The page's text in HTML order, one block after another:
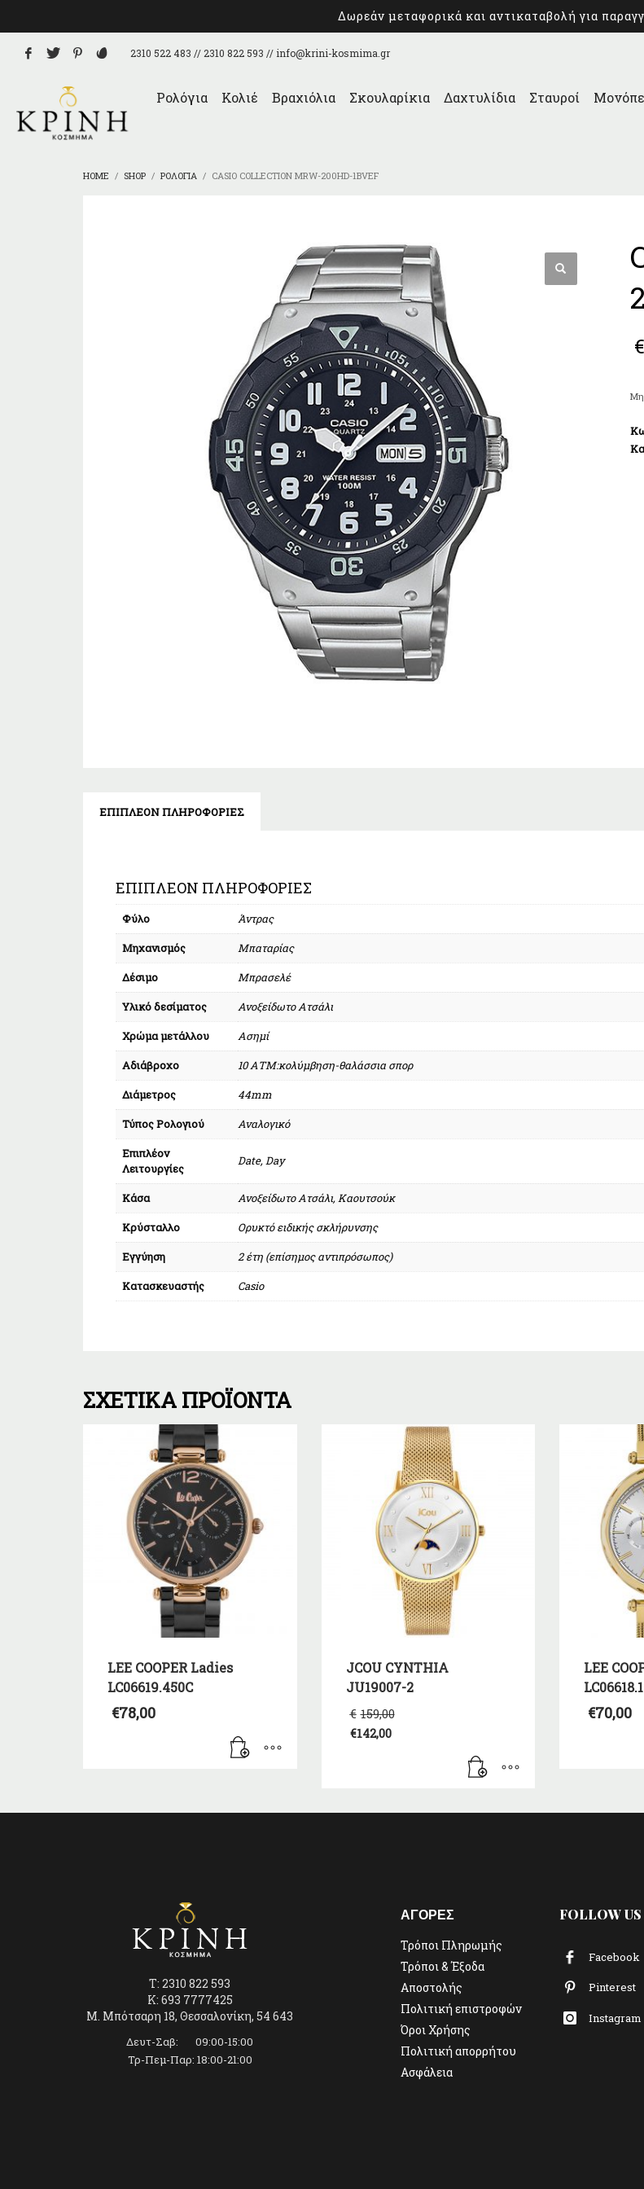
Δωρεάν μεταφορικά και αντικαταβολή για
2310 522 483 // 2310 822 593 // info@krini-kosmima.gr
Ρολόγια Κολιέ Βραχιόλια Σκουλαρίκια Δαχτυλίδια Σταυροί
HOME SHOP ΡΟΛΌΓΙΑ CASIO COLLECTION MRW-200HD-1BVEF
€
Μη
ΕΠΙΠΛΈΟΝ ΠΛΗΡΟΦΟΡΊΕΣ
ΕΠΙΠΛΈΟΝ ΠΛΗΡΟΦΟΡΊΕΣ
Φύλο
Άντρας
Μηχανισμός
Μπαταρίας
Δέσιμο
Μπρασελέ
Υλικό δεσίματος
Ανοξείδωτο Ατσάλι
Χρώμα μετάλλου
Ασημί
Αδιάβροχο
10 ΑΤΜ:κολύμβηση-θαλάσσια σπορ
Διάμετρος
44mm
Τύπος Ρολογιού
Αναλογικό
Επιπλέον
Λειτουργίες
Date, Day
Κάσα
Ανοξείδωτο Ατσάλι, Καουτσούκ
Κρύσταλλο
Ορυκτό ειδικής σκλήρυνσης
Εγγύηση
2 έτη (επίσημος αντιπρόσωπος)
Κατασκευαστής
Casio
ΣΧΕΤΙΚΆ ΠΡΟΪΌΝΤΑ
LEE COOPER Ladies
LC06619.450C
€78,00
JCOU CYNTHIA
JU19007-2
€ 159,00
€142,00
LEE
€70,00
T: 2310 822 593
K: 693 7777425
Μ. Μπότσαρη 18, Θεσσαλονίκη, 54 643
Δευτ-Σαβ: 09:00-15:00
Τρ-Πεμ-Παρ: 18:00-21:00
ΑΓΟΡΕΣ
Τρόποι Πληρωμής
Τρόποι & Έξοδα
Αποστολής
Πολιτική επιστροφών
Όροι Χρήσης
Πολιτική απορρήτου
Ασφάλεια
FOLLOW US
Facebook
Pinterest
Instagram